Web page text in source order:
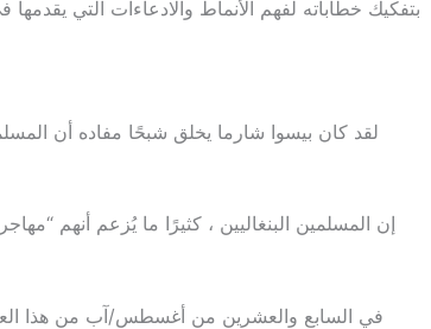
لقد كان بيسوا شارما يخلق شبحًا مفاده أن
إن المسلمين البنغاليين ، كثيرًا ما يُزعم أنهم
في السابع والعشرين من أغسطس/آب من هذا